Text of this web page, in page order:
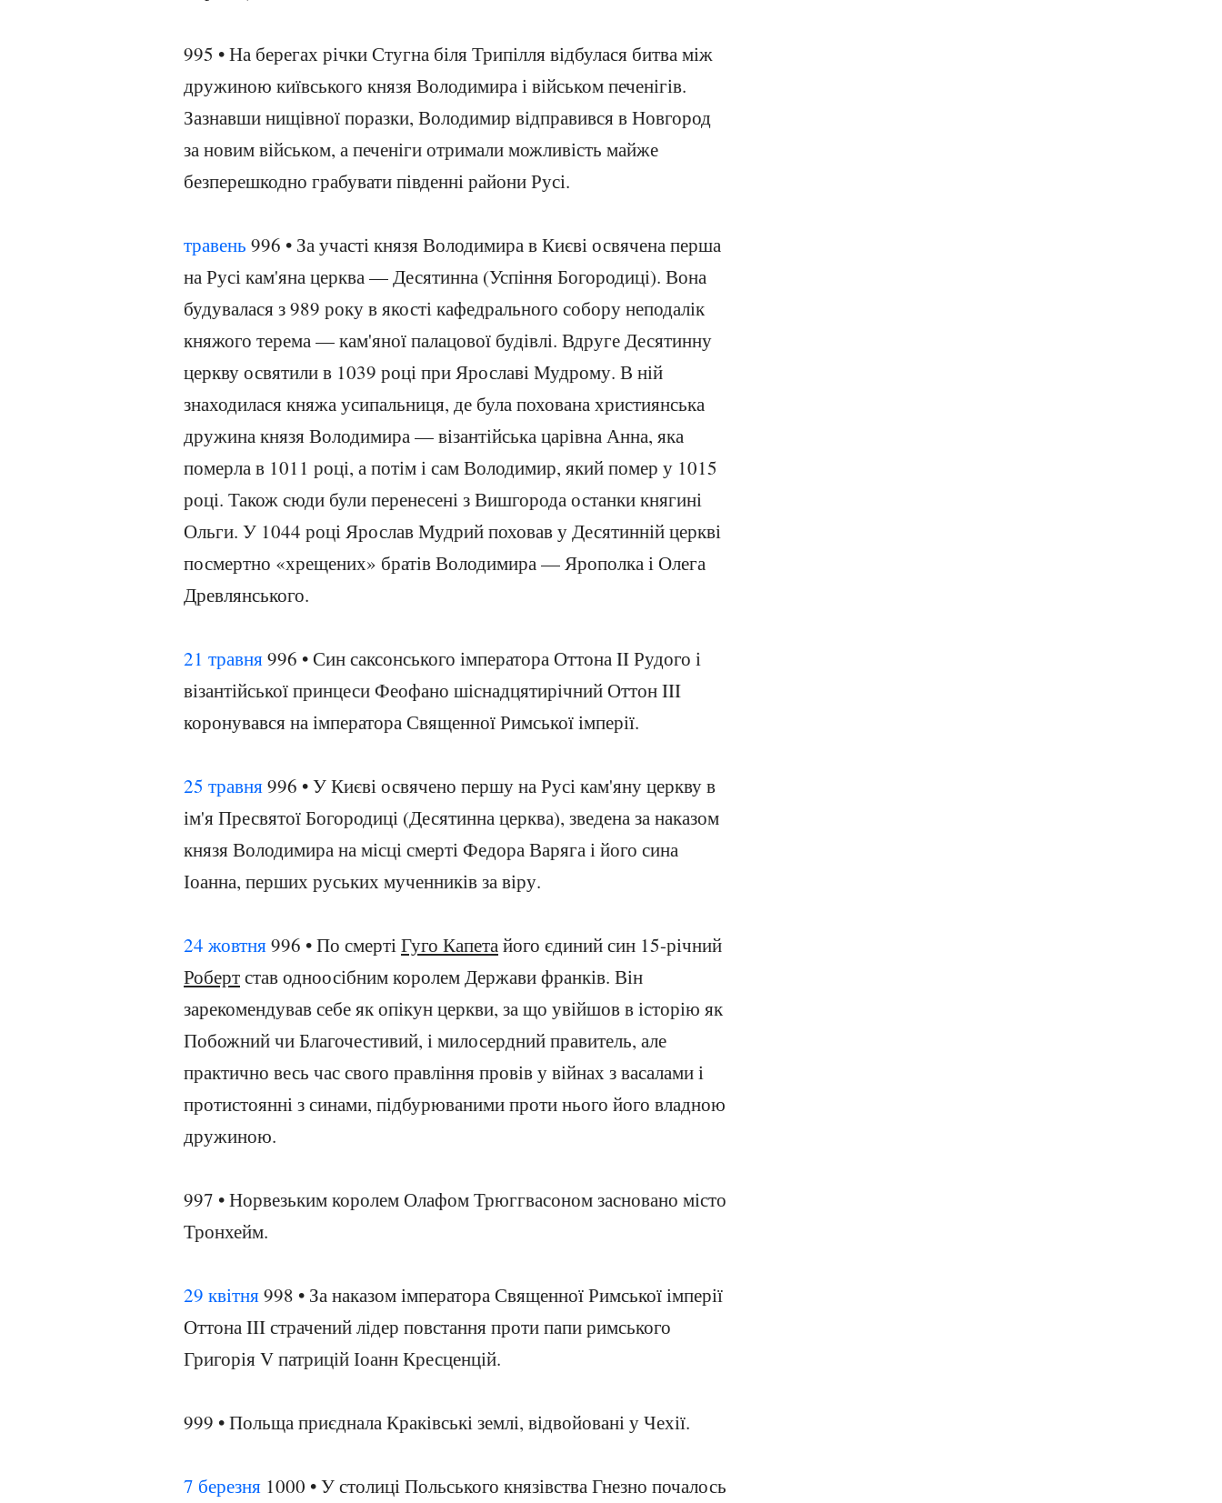
995 • На берегах річки Стугна біля Трипілля відбулася битва між
дружиною київського князя Володимира і військом печенігів.
Зазнавши нищівної поразки, Володимир відправився в Новгород
за новим військом, а печеніги отримали можливість майже
безперешкодно грабувати південні райони Русі.
травень 996 • За участі князя Володимира в Києві освячена перша
на Русі кам'яна церква — Десятинна (Успіння Богородиці). Вона
будувалася з 989 року в якості кафедрального собору неподалік
княжого терема — кам'яної палацової будівлі. Вдруге Десятинну
церкву освятили в 1039 році при Ярославі Мудрому. В ній
знаходилася княжа усипальниця, де була похована християнська
дружина князя Володимира — візантійська царівна Анна, яка
померла в 1011 році, а потім і сам Володимир, який помер у 1015
році. Також сюди були перенесені з Вишгорода останки княгині
Ольги. У 1044 році Ярослав Мудрий поховав у Десятинній церкві
посмертно «хрещених» братів Володимира — Ярополка і Олега
Древлянського.
21 травня996 • Син саксонського імператора Оттона II Рудого і
візантійської принцеси Феофано шіснадцятирічний Оттон III
коронувався на імператора Священної Римської імперії.
25 травня996 • У Києві освячено першу на Русі кам'яну церкву в
ім'я Пресвятої Богородиці (Десятинна церква), зведена за наказом
князя Володимира на місці смерті Федора Варяга і його сина
Іоанна, перших руських мученників за віру.
24 жовтня996 • По смертіГуго Капетайого єдиний син 15-річний
Робертстав одноосібним королем Держави франків. Він
зарекомендував себе як опікун церкви, за що увійшов в історію як
Побожний чи Благочестивий, і милосердний правитель, але
практично весь час свого правління провів у війнах з васалами і
протистоянні з синами, підбурюваними проти нього його владною
дружиною.
997 • Норвезьким королем Олафом Трюггвасоном засновано місто
Тронхейм.
29 квітня998 • За наказом імператора Священної Римської імперії
Оттона III страчений лідер повстання проти папи римського
Григорія V патрицій Іоанн Кресценцій.
999 • Польща приєднала Краківські землі, відвойовані у Чехії.
7 березня 1000 • У столиці Польського князівства Гнезно почалось